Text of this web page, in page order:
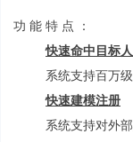
功 能 特 点 ：
快速命中目标
系统支持百万
快速建模注册
系统支持对外